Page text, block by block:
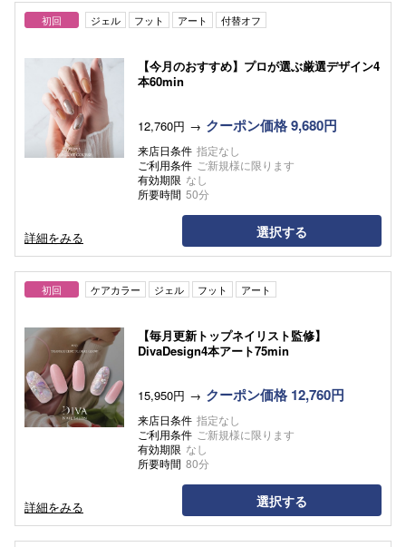
初回 ジェル フット アート 付替オフ
【今月のおすすめ】プロが選ぶ厳選デザイン4
本60min
12,760円 クーポン価格 9,680円
来店日条件 指定なし
ご利用条件 ご新規様に限ります
有効期限 なし
所要時間 50分
詳細をみる 選択する
初回 ケアカラー ジェル フット アート
【毎月更新トップネイリスト監修】
DivaDesign4本アート75min
15,950円 クーポン価格 12,760円
来店日条件 指定なし
ご利用条件 ご新規様に限ります
有効期限 なし
所要時間 80分
詳細をみる 選択する